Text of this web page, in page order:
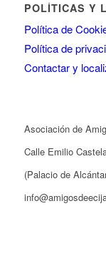
POLÍTICAS Y
Política de
Política de
Contactar y
Asociación de
Calle Emilio
(Palacio de